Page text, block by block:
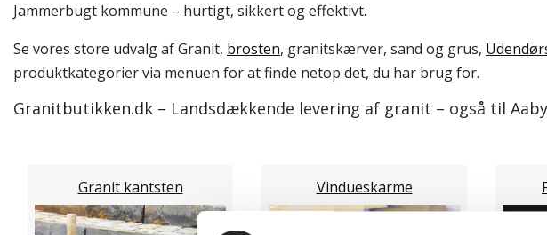
Jammerbugt kommune – hurtigt, sikkert og effektivt.
Se vores store udvalg af Granit, brosten, granitskærver, sand og grus,
produktkategorier via menuen for at finde netop det, du har brug for.
Granitbutikken.dk – Landsdækkende levering af granit – også til
Granit kantsten Vindueskarme